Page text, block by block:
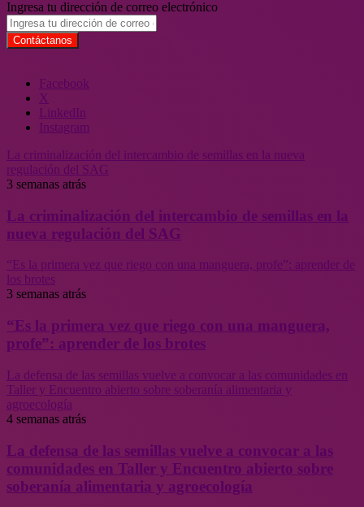
Ingresa tu dirección de correo electrónico
Facebook
X
LinkedIn
Instagram
La criminalización del intercambio de semillas en la nueva
regulación del SAG
3 semanas atrás
La criminalización del intercambio de semillas en la
nueva regulación del SAG
“Es la primera vez que riego con una manguera, profe”: aprender de
los brotes
3 semanas atrás
“Es la primera vez que riego con una manguera,
profe”: aprender de los brotes
La defensa de las semillas vuelve a convocar a las comunidades en
Taller y Encuentro abierto sobre soberanía alimentaria y
agroecología
4 semanas atrás
La defensa de las semillas vuelve a convocar a las
comunidades en Taller y Encuentro abierto sobre
soberanía alimentaria y agroecología